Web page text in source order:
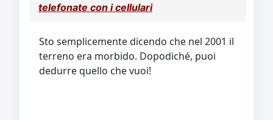
telefonate con i cellulari
Sto semplicemente dicendo che nel 2001 il
terreno era morbido. Dopodiché, puoi
dedurre quello che vuoi!